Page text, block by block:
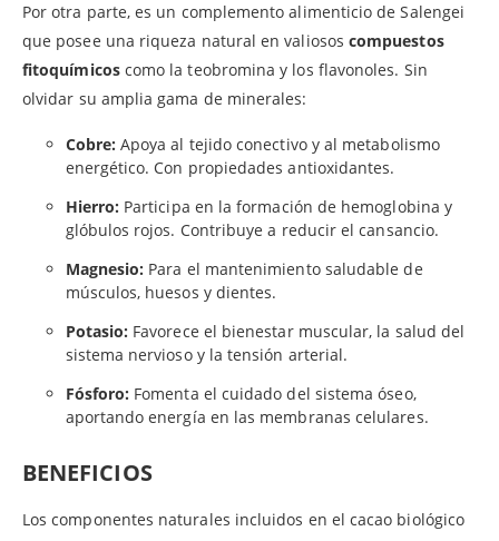
Por otra parte, es un complemento alimenticio de Salengei
que posee una riqueza natural en valiosos compuestos
fitoquímicoscomo la teobromina y los flavonoles. Sin
olvidar su amplia gama de minerales:
Cobre: Apoya al tejido conectivo y al metabolismo
energético. Con propiedades antioxidantes.
Hierro: Participa en la formación de hemoglobina y
glóbulos rojos. Contribuye a reducir el cansancio.
Magnesio: Para el mantenimiento saludable de
músculos, huesos y dientes.
Potasio: Favorece el bienestar muscular, la salud del
sistema nervioso y la tensión arterial.
Fósforo: Fomenta el cuidado del sistema óseo,
aportando energía en las membranas celulares.
BENEFICIOS
Los componentes naturales incluidos en el cacao biológico